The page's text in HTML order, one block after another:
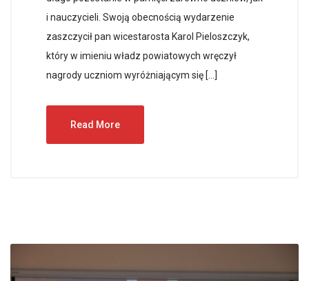
i nauczycieli. Swoją obecnością wydarzenie
zaszczycił pan wicestarosta Karol Pieloszczyk,
który w imieniu władz powiatowych wręczył
nagrody uczniom wyróżniającym się […]
Read More